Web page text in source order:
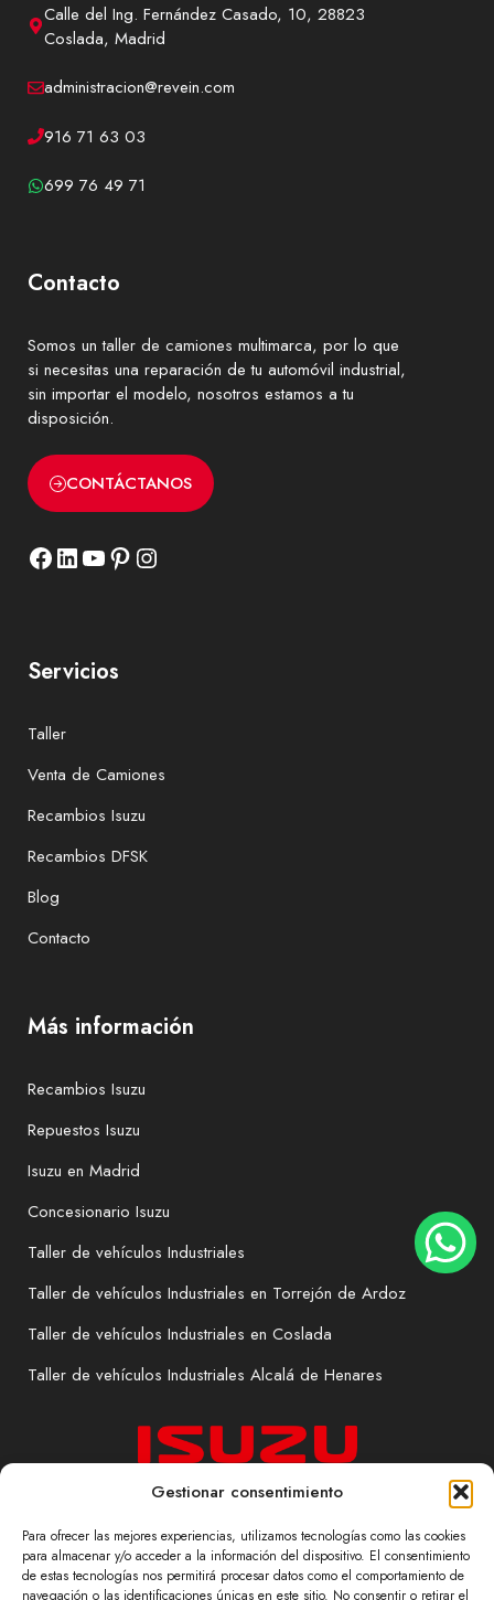
Gestionar consentimiento
Para ofrecer las mejores experiencias, utilizamos tecnologías como las cookies
para almacenar y/o acceder a la información del dispositivo. El consentimiento
de estas tecnologías nos permitirá procesar datos como el comportamiento de
navegación o las identificaciones únicas en este sitio. No consentir o retirar el
Calle del Ing. Fernández Casado, 10, 28823
Coslada, Madrid
administracion@revein.com
916 71 63 03
699 76 49 71
Servicios
Taller
Venta de Camiones
Recambios Isuzu
Recambios DFSK
Blog
Contacto
Más información
Recambios Isuzu
Repuestos Isuzu
Isuzu en Madrid
Concesionario Isuzu
Taller de vehículos Industriales
Taller de vehículos Industriales en Torrejón de Ardoz
Taller de vehículos Industriales en Coslada
Taller de vehículos Industriales Alcalá de Henares
Contacto
Somos untaller de camiones multimarca, por lo que
si necesitas una reparación de tu automóvil industrial,
sin importar el modelo, nosotros estamos a tu
disposición.
CONTÁCTANOS
Facebook
LinkedIn
YouTube
Pinterest
Instagram